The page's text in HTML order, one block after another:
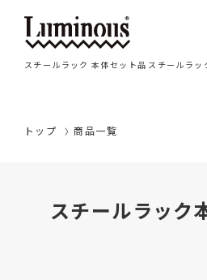
スチールラック 本体セット品 スチールラッ
トップ 商品一覧
スチールラック